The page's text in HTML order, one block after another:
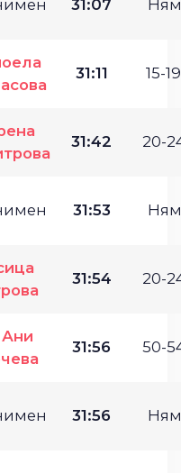
31:07
31:11 15-
31:42 20-
31:53
31:54 20-
Ани
31:56 50-
31:56